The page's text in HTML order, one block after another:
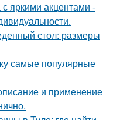
яркими акцентами -
стол: размеры
самые популярные
и применение